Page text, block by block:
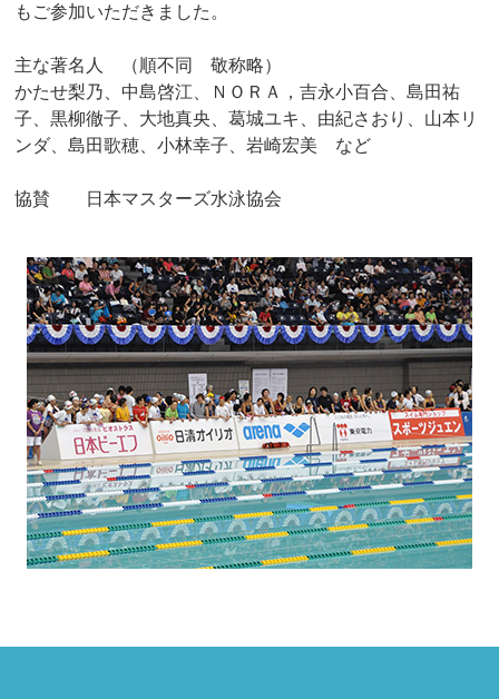
もご参加いただきました。
主な著名人 （順不同 敬称略）
かたせ梨乃、中島啓江、ＮＯＲＡ，吉永小百合、島田祐
子、黒柳徹子、大地真央、葛城ユキ、由紀さおり、山本リ
ンダ、島田歌穂、小林幸子、岩崎宏美 など
協賛 日本マスターズ水泳協会